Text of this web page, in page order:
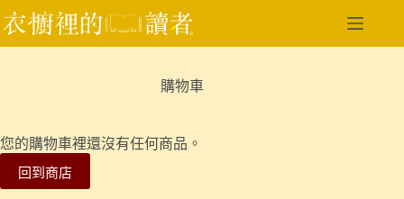
跳
至
購物車
您的購物車裡還沒有任何商品。
回到商店